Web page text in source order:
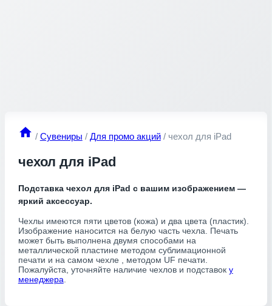
/ Сувениры / Для промо акций / чехол для iPad
чехол для iPad
Подставка чехол для iPad с вашим изображением —
яркий аксессуар.
Чехлы имеются пяти цветов (кожа) и два цвета (пластик).
Изображение наносится на белую часть чехла. Печать
может быть выполнена двумя способами на
металлической пластине методом сублимационной
печати и на самом чехле , методом UF печати.
Пожалуйста, уточняйте наличие чехлов и подставок у
менеджера